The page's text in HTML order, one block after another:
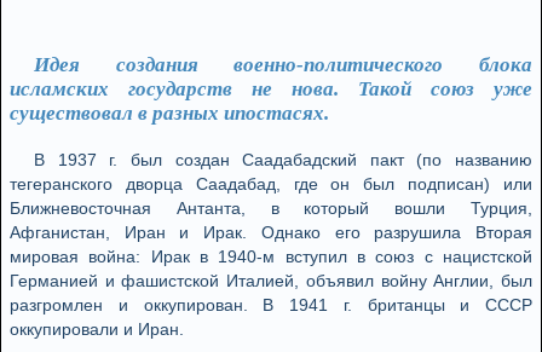
Идея создания военно-политического блока
исламских государств не нова. Такой союз уже
существовал в разных ипостасях.
В 1937 г. был создан Саадабадский пакт (по названию
тегеранского дворца Саадабад, где он был подписан) или
Ближневосточная Антанта, в который вошли Турция,
Афганистан, Иран и Ирак. Однако его разрушила Вторая
мировая война: Ирак в 1940-м вступил в союз с нацистской
Германией и фашистской Италией, объявил войну Англии, был
разгромлен и оккупирован. В 1941 г. британцы и СССР
оккупировали и Иран.